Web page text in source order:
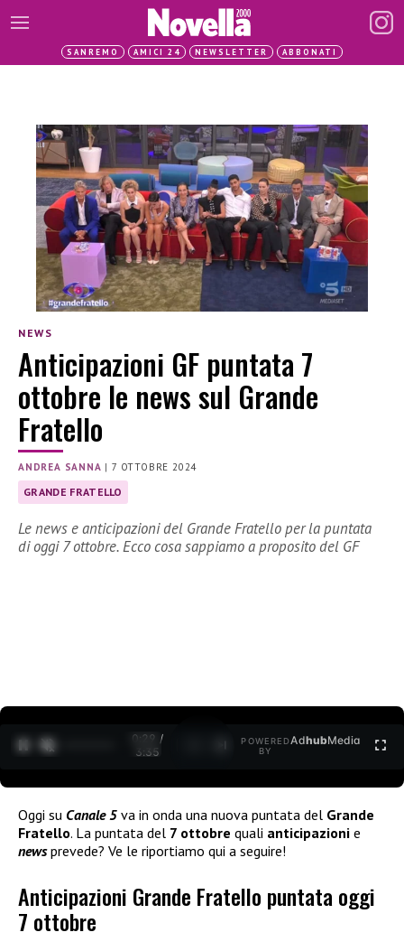
SANREMO AMICI 24 NEWSLETTER ABBONATI
NEWS
Anticipazioni GF puntata 7
ottobre le news sul Grande
Fratello
ANDREA SANNA |7 OTTOBRE 2024
GRANDE FRATELLO
Le news e anticipazioni del Grande Fratello per la puntata
di oggi 7 ottobre. Ecco cosa sappiamo a proposito del GF
0:30 /
3:35
POWERED
BY
AdhubMedia
Oggi su Canale 5 va in onda una nuova puntata del Grande
Fratello. La puntata del 7 ottobre quali anticipazioni e
newsprevede? Ve le riportiamo qui a seguire!
Anticipazioni Grande Fratello puntata oggi
7 ottobre